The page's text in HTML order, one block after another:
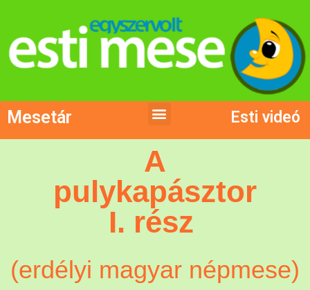
Mesetár Esti videó
A
pulykapásztor
I. rész
(erdélyi magyar népmese)